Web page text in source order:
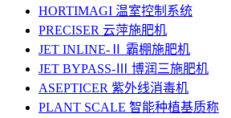
HORTIMAGI 温室控制系统
PRECISER 云萍施肥机
JET INLINE-Ⅱ 霸棚施肥机
JET BYPASS-Ⅲ 博润三施肥机
ASEPTICER 紫外线消毒机
PLANT SCALE 智能种植基质称